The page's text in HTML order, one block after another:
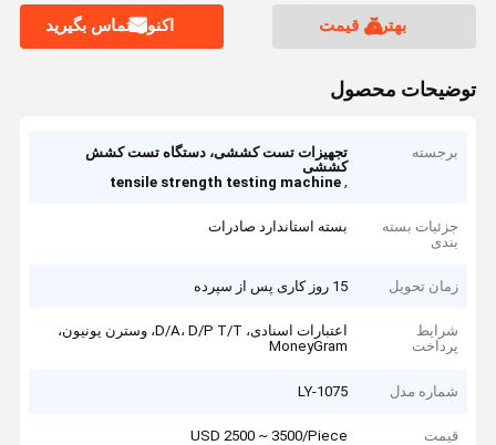
بهترین قیمت اکنون تماس بگیرید
توضیحات محصول
برجسته
تجهیزات تست کششی، دستگاه تست کشش
کششی
,
tensile strength testing machine
جزئیات بسته
بندی
بسته استاندارد صادرات
زمان تحویل 15 روز کاری پس از سپرده
شرایط
پرداخت
اعتبارات اسنادی، D/A، D/P T/T، وسترن یونیون،
MoneyGram
شماره مدل LY-1075
قیمت USD 2500 ~ 3500/Piece